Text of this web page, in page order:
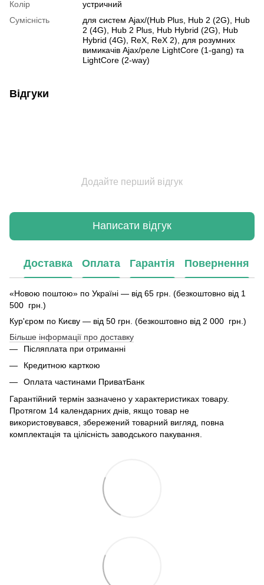
Колір
устричний
Сумісність
для систем Ajax/(Hub Plus, Hub 2 (2G), Hub
2 (4G), Hub 2 Plus, Hub Hybrid (2G), Hub
Hybrid (4G), ReX, ReX 2), для розумних
вимикачів Ajax/реле LightCore (1-gang) та
LightCore (2-way)
Відгуки
Додайте перший відгук
Написати відгук
Доставка Оплата Гарантія Повернення
«Новою поштою» по Україні — від 65 грн. (безкоштовно від 1
500 грн.)
Кур'єром по Києву — від 50 грн. (безкоштовно від 2 000 грн.)
Більше інформації про доставку
Післяплата при отриманні
Кредитною карткою
Оплата частинами ПриватБанк
Гарантійний термін зазначено у характеристиках товару.
Протягом 14 календарних днів, якщо товар не
використовувався, збережений товарний вигляд, повна
комплектація та цілісність заводського пакування.